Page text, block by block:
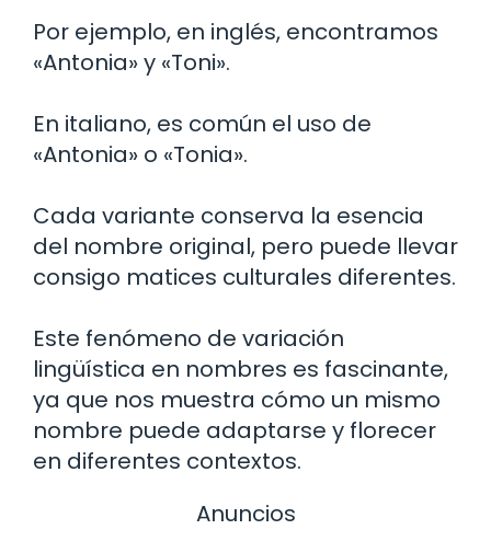
Por ejemplo, en inglés, encontramos
«Antonia» y «Toni».
En italiano, es común el uso de
«Antonia» o «Tonia».
Cada variante conserva la esencia
del nombre original, pero puede llevar
consigo matices culturales diferentes.
Este fenómeno de variación
lingüística en nombres es fascinante,
ya que nos muestra cómo un mismo
nombre puede adaptarse y florecer
en diferentes contextos.
Anuncios